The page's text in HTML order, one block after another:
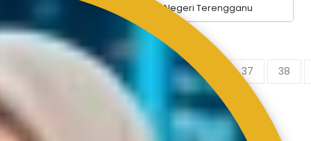
Pejabat RISDA Negeri Terengganu
Halaman 36 dari 39
33 35 37 38
Keputusan 701 - 720 763